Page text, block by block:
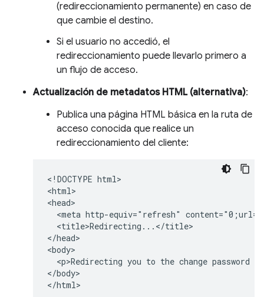
(redireccionamiento permanente) en caso de
que cambie el destino.
Si el usuario no accedió, el
redireccionamiento puede llevarlo primero a
un flujo de acceso.
Actualización de metadatos HTML (alternativa):
Publica una página HTML básica en la ruta de
acceso conocida que realice un
redireccionamiento del cliente:
<!DOCTYPE html>
<html>
<head>
<meta http-equiv="refresh"
  <title>Redirecting...</title>
</head>
<body>
<p>Redirecting you to the change password
</body>